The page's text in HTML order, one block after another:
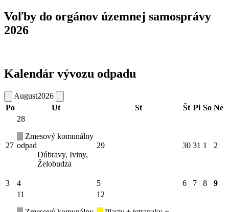
Voľby do orgánov územnej samosprávy
2026
Kalendár vývozu odpadu
August2026
Po
Ut St Št Pi So Ne
27
28
Zmesový komunálny
odpad
Dúbravy, Iviny,
Želobudza
29 30 31 1 2
3 4 5 6 7 8
9
11
12